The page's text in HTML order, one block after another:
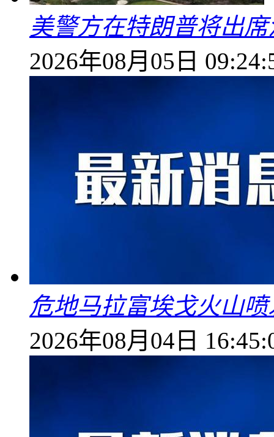
美警方在特朗普将出
2026年08月05日
危地马拉富埃戈火山
2026年08月04日